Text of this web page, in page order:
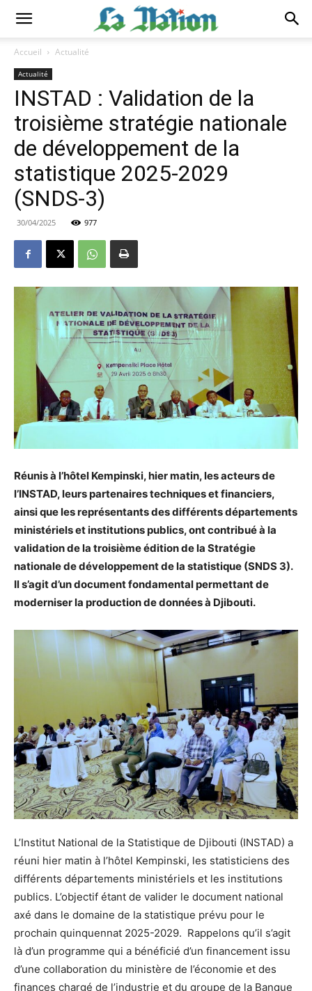
Accueil Actualité
Actualité
INSTAD : Validation de la
troisième stratégie nationale
de développement de la
statistique 2025-2029
(SNDS-3)
30/04/2025 977
Réunis à l’hôtel Kempinski, hier matin, les acteurs de
l’INSTAD, leurs partenaires techniques et financiers,
ainsi que les représentants des différents départements
ministériels et institutions publics, ont contribué à la
validation de la troisième édition de la Stratégie
nationale de développement de la statistique (SNDS 3).
Il s’agit d’un document fondamental permettant de
moderniser la production de données à Djibouti.
L’Institut National de la Statistique de Djibouti (INSTAD) a
réuni hier matin à l’hôtel Kempinski, les statisticiens des
différents départements ministériels et les institutions
publics. L’objectif étant de valider le document national
axé dans le domaine de la statistique prévu pour le
prochain quinquennat 2025-2029. Rappelons qu’il s’agit
là d’un programme qui a bénéficié d’un financement issu
d’une collaboration du ministère de l’économie et des
finances chargé de l’industrie et du groupe de la Banque